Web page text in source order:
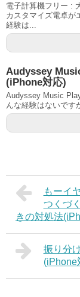
電子計算機フリー :
カスタマイズ電卓が
経験は...
Audyssey
(iPhone対応)
Audyssey Music
んな経験はないです
もーイ
つくづ
きの対処法
振り分
(iPhone